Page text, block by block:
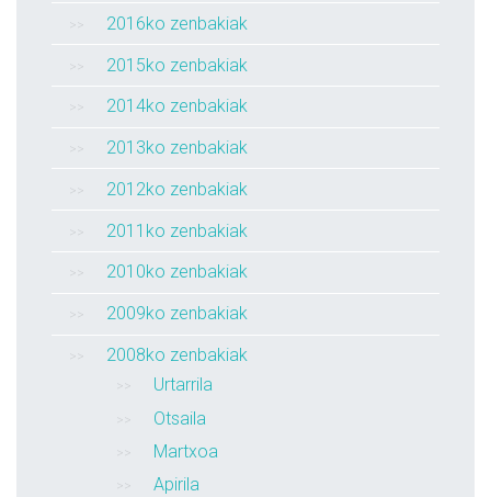
2016ko zenbakiak
2015ko zenbakiak
2014ko zenbakiak
2013ko zenbakiak
2012ko zenbakiak
2011ko zenbakiak
2010ko zenbakiak
2009ko zenbakiak
2008ko zenbakiak
Urtarrila
Otsaila
Martxoa
Apirila